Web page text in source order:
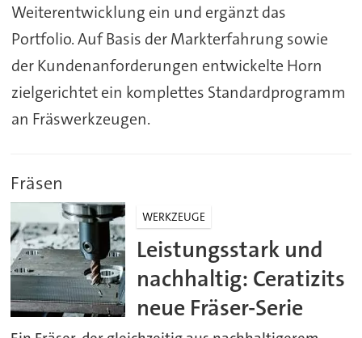
Weiterentwicklung ein und ergänzt das
Portfolio. Auf Basis der Markterfahrung sowie
der Kundenanforderungen entwickelte Horn
zielgerichtet ein komplettes Standardprogramm
an Fräswerkzeugen.
Fräsen
WERKZEUGE
Leistungsstark und
nachhaltig: Ceratizits
neue Fräser-Serie